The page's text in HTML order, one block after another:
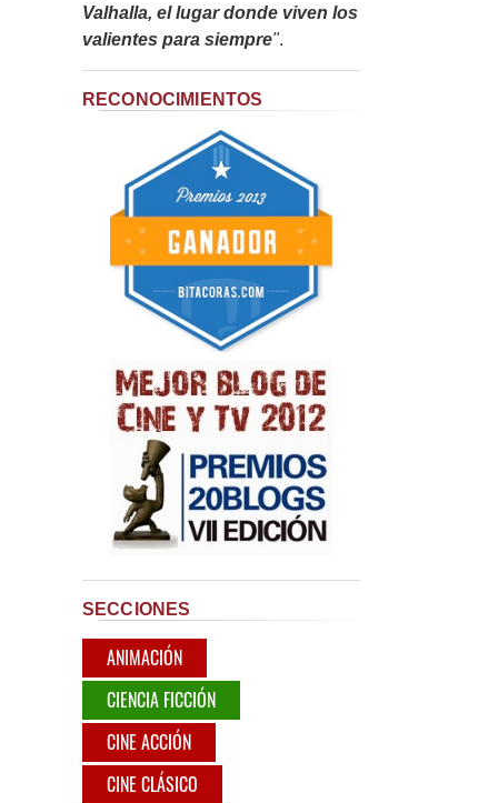
Valhalla, el lugar donde viven los
valientes para siempre".
RECONOCIMIENTOS
SECCIONES
ANIMACIÓN
CIENCIA FICCIÓN
CINE ACCIÓN
CINE CLÁSICO